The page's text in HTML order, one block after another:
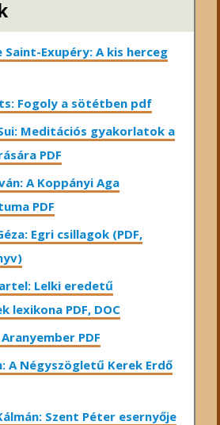
Saint-Exupéry: A kis herceg
Fogoly a sötétben pdf
Meditációs gyakorlatok a
PDF
A Koppányi Aga
PDF
Egri csillagok (PDF,
Lelki eredetű
lexikona PDF, DOC
PDF
A Négyszögletű Kerek Erdő
Szent Péter esernyője